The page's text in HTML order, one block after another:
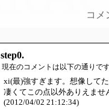
コメ
step0.
現在のコメントは以下の通りで
xi(最)強すぎます。想像して
凄くてこの点以外ありえませ
(2012/04/02 21:12:34)